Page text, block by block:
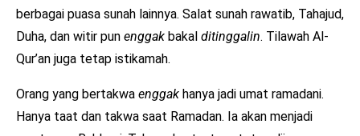
berbagai puasa sunah lainnya. Salat sunah rawatib, Tahajud,
Duha, dan witir pun enggak bakal ditinggalin. Tilawah Al-
Qur’an juga tetap istikamah.
Orang yang bertakwa enggak hanya jadi umat ramadani.
Hanya taat dan takwa saat Ramadan. Ia akan menjadi